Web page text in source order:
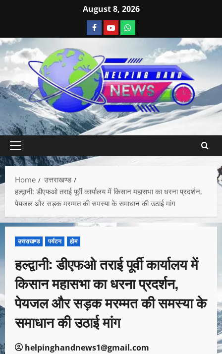
August 8, 2026
Home
उत्तराखण्ड
हल्द्वानी: डीएफओ तराई पूर्वी कार्यालय में किसान महासभा का धरना प्रदर्शन,
पेयजल और सड़क मरम्मत की समस्या के समाधान की उठाई मांग
उत्तराखण्ड पर्यटन होम
हल्द्वानी: डीएफओ तराई पूर्वी कार्यालय में
किसान महासभा का धरना प्रदर्शन,
पेयजल और सड़क मरम्मत की समस्या के
समाधान की उठाई मांग
helpinghandnews1@gmail.com